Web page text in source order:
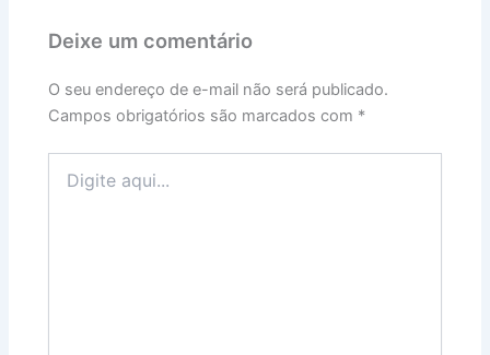
Deixe um comentário
O seu endereço de e-mail não será publicado.
Campos obrigatórios são marcados com *
aqui...